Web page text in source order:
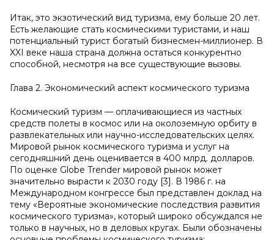
Итак, это экзотический вид туризма, ему больше 20 лет.
Есть желающие стать космическими туристами, и наш
потенциальный турист богатый бизнесмен-миллионер. В
XXI веке наша страна должна остаться конкурентно
способной, несмотря на все существующие вызовы.
Глава 2. Экономический аспект космического туризма
Космический туризм — оплачивающиеся из частных
средств полеты в космос или на околоземную орбиту в
развлекательных или научно-исследовательских целях.
Мировой рынок космического туризма и услуг на
сегодняшний день оценивается в 400 млрд. долларов.
По оценке Globe Trender мировой рынок может
значительно вырасти к 2030 году [3]. В 1986 г. на
Международном конгрессе был представлен доклад на
тему «Вероятные экономические последствия развития
космического туризма», который широко обсуждался не
только в научных, но в деловых кругах. Были обозначены